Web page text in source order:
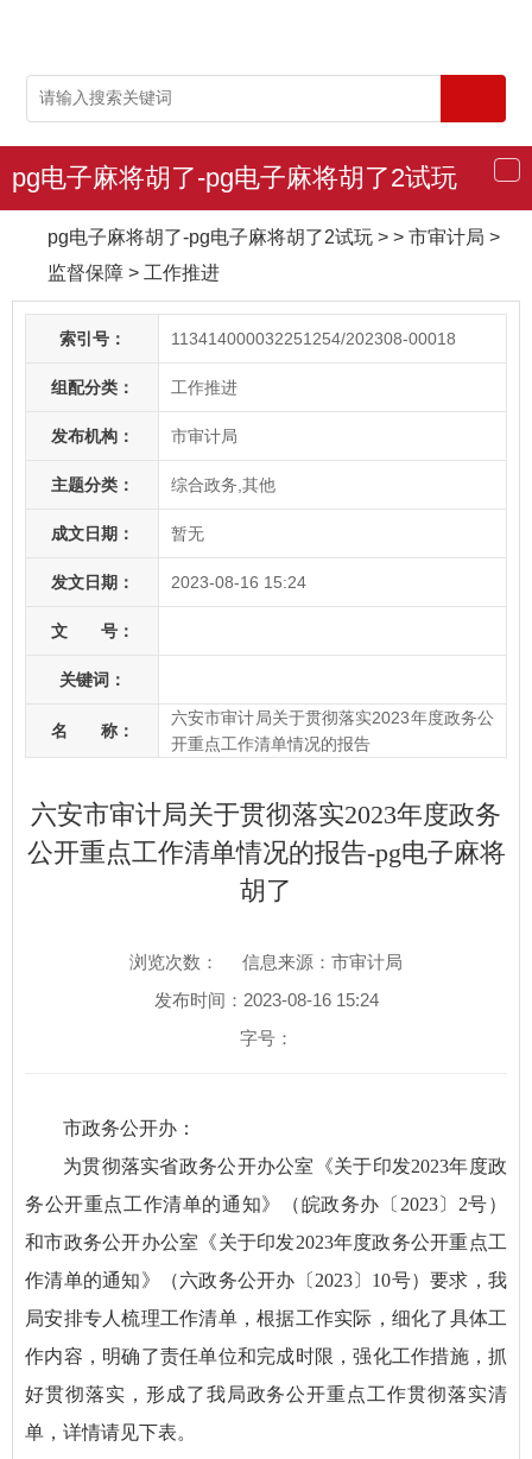
导
航
pg电子麻将胡了-pg电子麻将胡了2试玩
pg电子麻将胡了-pg电子麻将胡了2试玩 > > 市审计局 >
监督保障 > 工作推进
索引号： 113414000032251254/202308-00018
组配分类： 工作推进
发布机构： 市审计局
主题分类： 综合政务,其他
成文日期： 暂无
发文日期： 2023-08-16 15:24
文 号：
关键词：
名 称：
六安市审计局关于贯彻落实2023年度政务公
开重点工作清单情况的报告
六安市审计局关于贯彻落实2023年度政务
公开重点工作清单情况的报告-pg电子麻将
胡了
浏览次数：
信息来源：市审计局
发布时间：2023-08-16 15:24
字号：
市政务公开办：
为贯彻落实省政务公开办公室《关于印发2023年度政
务公开重点工作清单的通知》（皖政务办〔2023〕2号）
和市政务公开办公室《关于印发2023年度政务公开重点工
作清单的通知》（六政务公开办〔2023〕10号）要求，我
局安排专人梳理工作清单，根据工作实际，细化了具体工
作内容，明确了责任单位和完成时限，强化工作措施，抓
好贯彻落实，形成了我局政务公开重点工作贯彻落实清
单，详情请见下表。